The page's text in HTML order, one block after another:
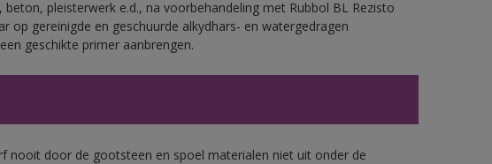
pleisterwerk e.d., na voorbehandeling met Rubbol BL Rezisto
op gereinigde en geschuurde alkydhars- en watergedragen
geschikte primer aanbrengen.
nooit door de gootsteen en spoel materialen niet uit onder de